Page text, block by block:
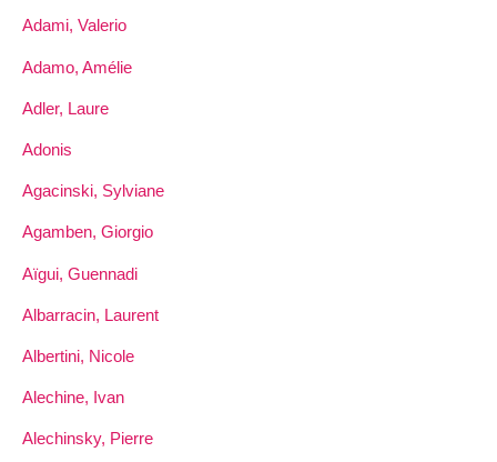
Adami, Valerio
Adamo, Amélie
Adler, Laure
Adonis
Agacinski, Sylviane
Agamben, Giorgio
Aïgui, Guennadi
Albarracin, Laurent
Albertini, Nicole
Alechine, Ivan
Alechinsky, Pierre